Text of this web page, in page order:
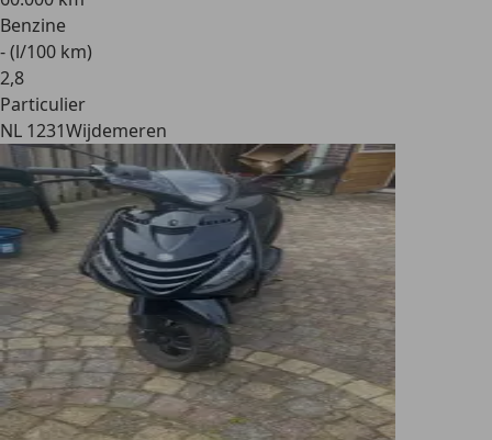
Benzine
- (l/100 km)
2,8
Particulier
NL 1231Wijdemeren